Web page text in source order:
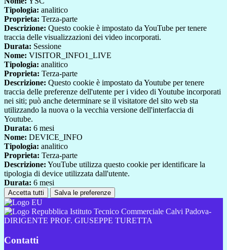
Tipologia: analitico
Proprieta: Terza-parte
Descrizione: Questo cookie è impostato da YouTube per tenere
traccia delle visualizzazioni dei video incorporati.
Durata: Sessione
Nome: VISITOR_INFO1_LIVE
Tipologia: analitico
Proprieta: Terza-parte
Descrizione: Questo cookie è impostato da Youtube per tenere
traccia delle preferenze dell'utente per i video di Youtube incorporati
nei siti; può anche determinare se il visitatore del sito web sta
utilizzando la nuova o la vecchia versione dell'interfaccia di
Youtube.
Durata: 6 mesi
Nome: DEVICE_INFO
Tipologia: analitico
Proprieta: Terza-parte
Descrizione: YouTube utilizza questo cookie per identificare la
tipologia di device utilizzata dall'utente.
Durata: 6 mesi
Accetta tutti Salva le preferenze
Istituto Tecnico Commerciale Calvi Padova-
DIRIGENTE PROF. GIUSEPPE TURETTA
Contatti